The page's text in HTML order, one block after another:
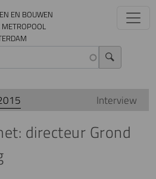
EN BOUWEN
METROPOOL
Interview
directeur Grond